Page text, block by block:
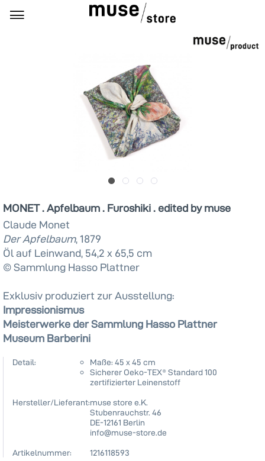
MONET . Apfelbaum . Furoshiki . edited by muse
Claude Monet
Der Apfelbaum, 1879
Öl auf Leinwand, 54,2 x 65,5 cm
© Sammlung Hasso Plattner
Exklusiv produziert zur Ausstellung:
Impressionismus
Meisterwerke der Sammlung Hasso Plattner
Museum Barberini
Detail:
Maße: 45 x 45 cm
Sicherer Oeko-TEX® Standard 100
zertifizierter Leinenstoff
Hersteller/Lieferant:muse store e.K.
Stubenrauchstr. 46
DE-12161 Berlin
info@muse-store.de
Artikelnummer:
1216118593